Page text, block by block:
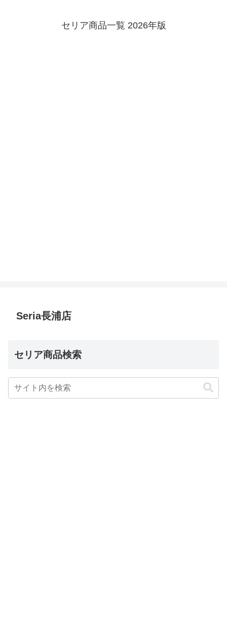
セリア商品一覧 2026年版
Seria長浦店
セリア商品検索